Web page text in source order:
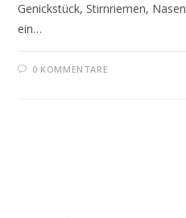
Genickstück, Stirnriemen,
ein…
0 KOMMENTARE